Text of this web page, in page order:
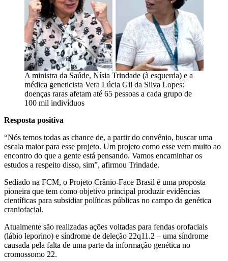
A ministra da Saúde, Nísia Trindade (à esquerda) e a
médica geneticista Vera Lúcia Gil da Silva Lopes:
doenças raras afetam até 65 pessoas a cada grupo de
100 mil indivíduos
Resposta positiva
“Nós temos todas as chance de, a partir do convênio, buscar uma
escala maior para esse projeto. Um projeto como esse vem muito ao
encontro do que a gente está pensando. Vamos encaminhar os
estudos a respeito disso, sim”, afirmou Trindade.
Sediado na FCM, o Projeto Crânio-Face Brasil é uma proposta
pioneira que tem como objetivo principal produzir evidências
científicas para subsidiar políticas públicas no campo da genética
craniofacial.
Atualmente são realizadas ações voltadas para fendas orofaciais
(lábio leporino) e síndrome de deleção 22q11.2 – uma síndrome
causada pela falta de uma parte da informação genética no
cromossomo 22.